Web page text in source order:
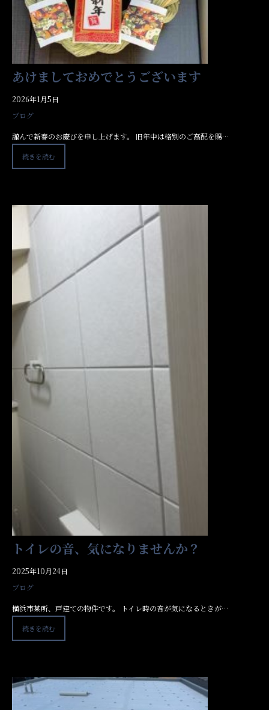
あけましておめでとうございます
2026年1月5日
ブログ
謹んで新春のお慶びを申し上げます。 旧年中は格別のご高配を賜…
続きを読む
トイレの音、気になりませんか？
2025年10月24日
ブログ
横浜市某所、戸建ての物件です。 トイレ時の音が気になるときが…
続きを読む